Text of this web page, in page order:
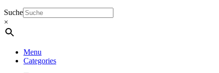
Suche
×
Menu
Categories